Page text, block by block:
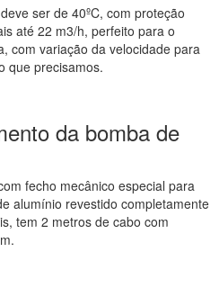
ser de 40ºC, com proteção
até 22 m3/h, perfeito para o
com variação da velocidade para
que precisamos.
da bomba de
fecho mecânico especial para
alumínio revestido completamente
tem 2 metros de cabo com